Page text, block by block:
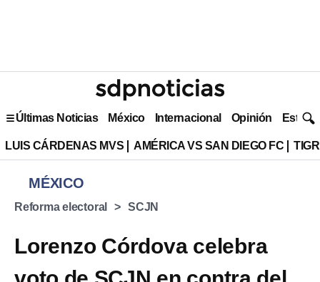
Últimas Noticias México Internacional Opinión Estilo
LUIS CÁRDENAS MVS AMÉRICA VS SAN DIEGO FC
MÉXICO
Reforma electoral SCJN
Lorenzo Córdova celebra